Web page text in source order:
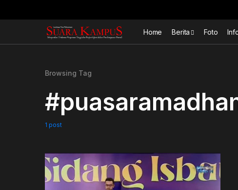
Home Berita Foto
Browsing Tag
1 post